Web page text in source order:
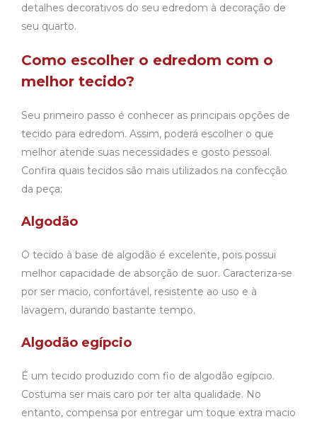
detalhes decorativos do seu edredom à decoração de
seu quarto.
Como escolher o edredom com o
melhor tecido?
Seu primeiro passo é conhecer as principais opções de
tecido para edredom. Assim, poderá escolher o que
melhor atende suas necessidades e gosto pessoal.
Confira quais tecidos são mais utilizados na confecção
da peça:
Algodão
O tecido à base de algodão é excelente, pois possui
melhor capacidade de absorção de suor. Caracteriza-se
por ser macio, confortável, resistente ao uso e à
lavagem, durando bastante tempo.
Algodão egípcio
É um tecido produzido com fio de algodão egípcio.
Costuma ser mais caro por ter alta qualidade. No
entanto, compensa por entregar um toque extra macio